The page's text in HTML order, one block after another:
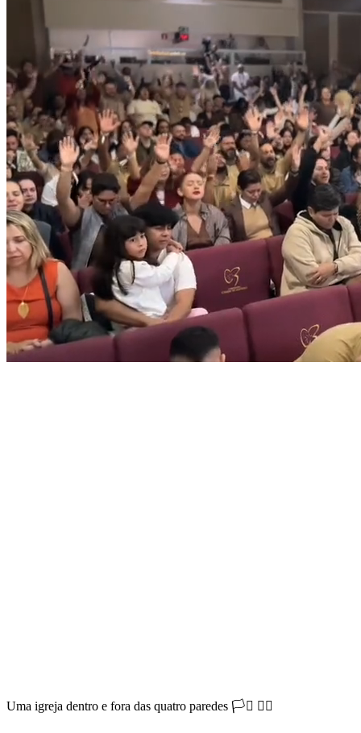
Uma igreja dentro e fora das quatro paredes 🏳️‍⚧️ 🏳️‍🌈